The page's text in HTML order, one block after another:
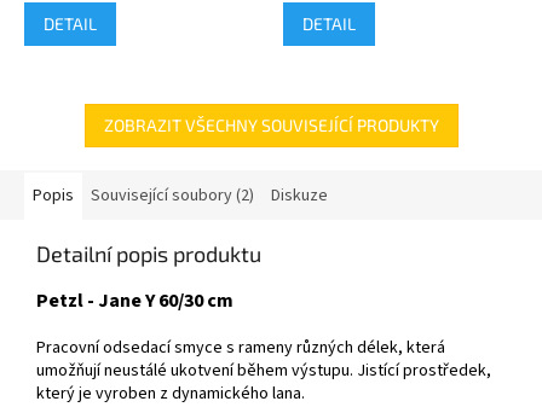
DETAIL DETAIL
ZOBRAZIT VŠECHNY SOUVISEJÍCÍ PRODUKTY
Popis Související soubory (2) Diskuze
Detailní popis produktu
Petzl - Jane Y 60/30 cm
Pracovní odsedací smyce s rameny různých délek, která
umožňují neustálé ukotvení během výstupu. Jistící prostředek,
který je vyroben z dynamického lana.